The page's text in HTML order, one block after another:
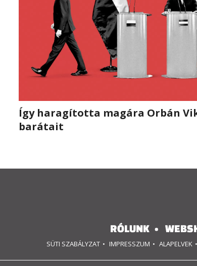
Így haragította magára Orbán
barátait
RÓLUNK
SÜTI SZABÁLYZAT IMPRESSZUM ALAPELVEK